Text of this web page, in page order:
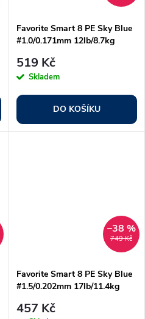
Favorite Smart 8 PE Sky Blue
#1.0/0.171mm 12lb/8.7kg
519 Kč
Skladem
DO KOŠÍKU
749 Kč
–38 %
Favorite Smart 8 PE Sky Blue
#1.5/0.202mm 17lb/11.4kg
457 Kč